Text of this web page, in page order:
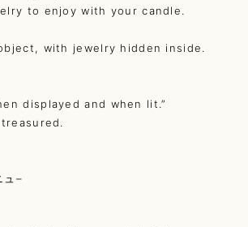
to enjoy with your candle.
with jewelry hidden inside.
displayed and when lit.”
ュ–